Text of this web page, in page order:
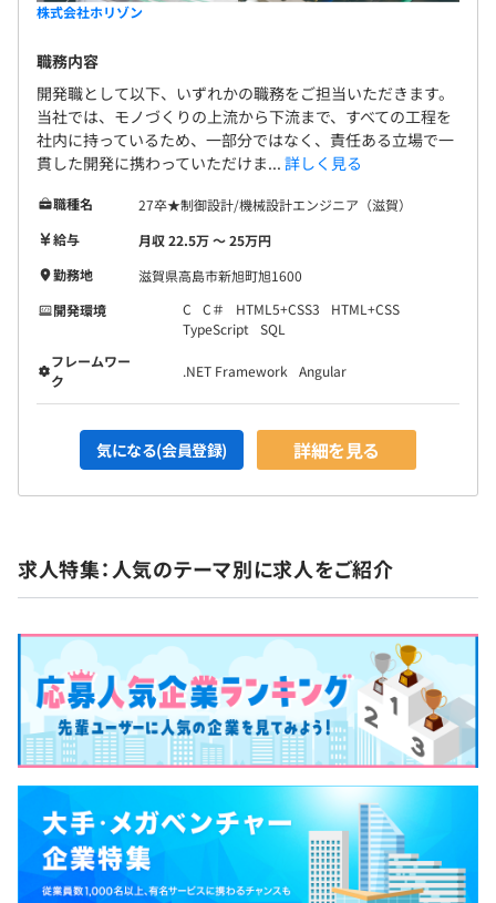
株式会社ホリゾン
職務内容
開発職として以下、いずれかの職務をご担当いただきます。
当社では、モノづくりの上流から下流まで、すべての工程を
社内に持っているため、一部分ではなく、責任ある立場で一
貫した開発に携わっていただけま... 詳しく見る
職種名
27卒★制御設計/機械設計エンジニア（滋賀）
給与
月収 22.5万 〜 25万円
勤務地
滋賀県高島市新旭町旭1600
開発環境
C C＃ HTML5+CSS3
HTML+CSS
TypeScript
SQL
フレームワー
ク
.NET Framework Angular
気になる(会員登録) 詳細を見る
求人特集：人気のテーマ別に求人をご紹介